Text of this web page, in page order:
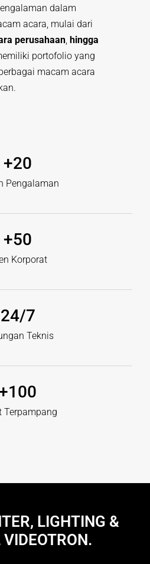
dalam
acara, mulai dari
perusahaan, hingga
portofolio yang
macam acara
Pengalaman​
+20
Korporat
+50
Teknis
24/7
Terpampang
100
LIGHTING &